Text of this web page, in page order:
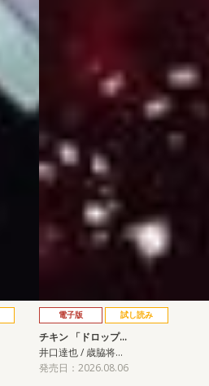
電子版 試し読み
チキン 「ドロップ…
井口達也 / 歳脇将…
発売日：2026.08.06